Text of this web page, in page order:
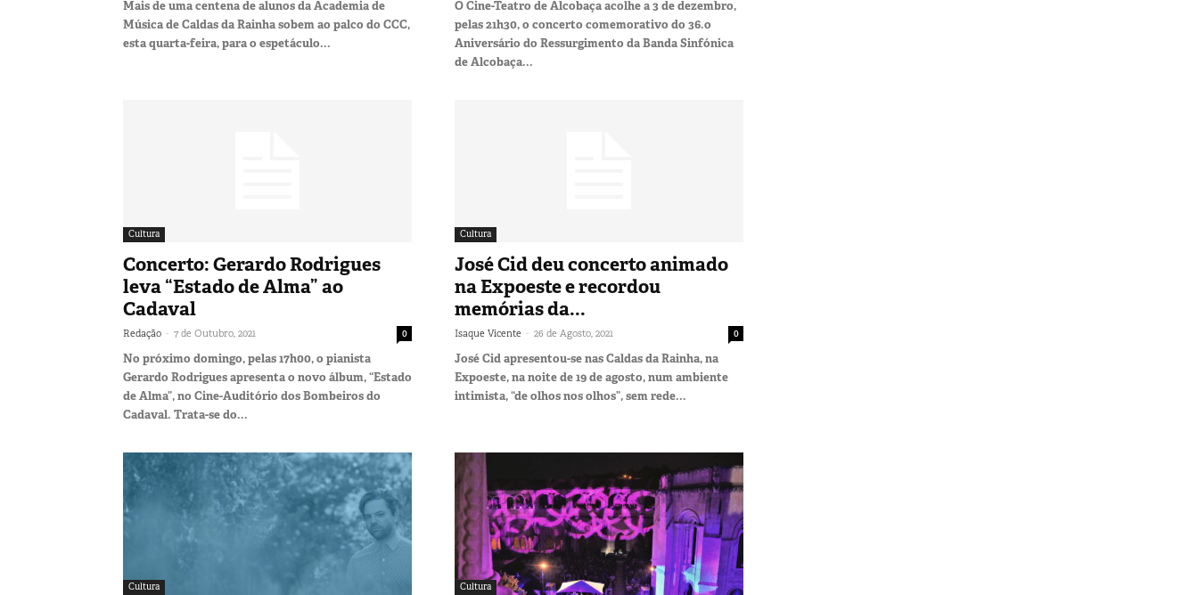
Mais de uma centena de alunos da Academia de
Música de Caldas da Rainha sobem ao palco do CCC,
esta quarta-feira, para o espetáculo...
O Cine-Teatro de Alcobaça acolhe a 3 de dezembro,
pelas 21h30, o concerto comemorativo do 36.o
Aniversário do Ressurgimento da Banda Sinfónica
de Alcobaça...
Cultura
Concerto: Gerardo Rodrigues
leva “Estado de Alma” ao
Cadaval
Redação - 7 de Outubro, 2021 0
No próximo domingo, pelas 17h00, o pianista
Gerardo Rodrigues apresenta o novo álbum, “Estado
de Alma”, no Cine-Auditório dos Bombeiros do
Cadaval. Trata-se do...
Cultura
José Cid deu concerto animado
na Expoeste e recordou
memórias da...
Isaque Vicente - 26 de Agosto, 2021 0
José Cid apresentou-se nas Caldas da Rainha, na
Expoeste, na noite de 19 de agosto, num ambiente
intimista, “de olhos nos olhos”, sem rede...
Cultura Cultura